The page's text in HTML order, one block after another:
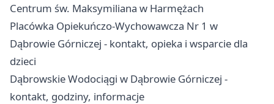
Centrum św. Maksymiliana w Harmężach
Placówka Opiekuńczo-Wychowawcza Nr 1 w
Dąbrowie Górniczej - kontakt, opieka i wsparcie dla
dzieci
Dąbrowskie Wodociągi w Dąbrowie Górniczej -
kontakt, godziny, informacje